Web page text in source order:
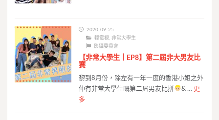
2020-09-25
輕電視
非常大學生
影攝委員會
【非常大學生｜EP8】第二屆非大男友比
賽
黎到8月份，除左有一年一度的香港小姐之外
仲有非常大學生嘅第二屆男友比拼
& … 更
多